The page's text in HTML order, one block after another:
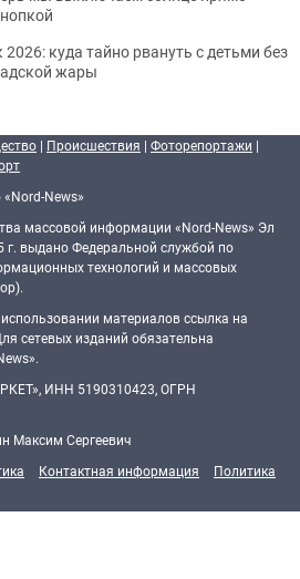
куда тайно рвануть с детьми без
адской жары
| Происшествия | Фоторепортажи |
News»
массовой информации «Nord-News» Эл
выдано Федеральной службой по
технологий и массовых
материалов ссылка на
сетевых изданий обязательна
ИНН 5190310423, ОГРН
Максим Сергеевич
Контактная информация
Политика